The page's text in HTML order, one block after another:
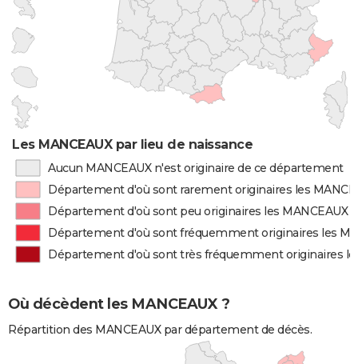
Les MANCEAUX par lieu de naissance
Aucun MANCEAUX n'est originaire de ce département
Département d'où sont rarement originaires les
Département d'où sont peu originaires les MANCEAUX
Département d'où sont fréquemment originaires les
Département d'où sont très fréquemment originaires
Où décèdent les MANCEAUX ?
Répartition des MANCEAUX par département de décès.